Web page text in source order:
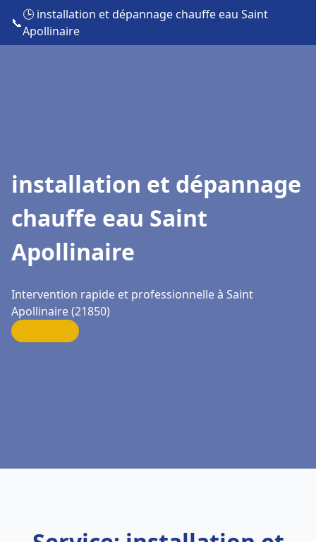
📞
🕒 installation et dépannage chauffe eau Saint
Apollinaire
installation et dépannage
chauffe eau Saint
Apollinaire
Intervention rapide et professionnelle à Saint
Apollinaire (21850)